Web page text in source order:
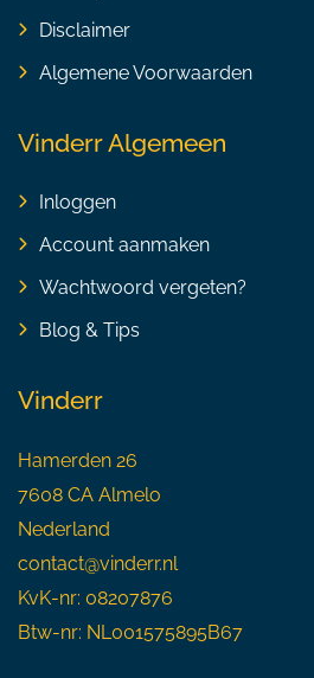
Disclaimer
Algemene Voorwaarden
Vinderr Algemeen
Inloggen
Account aanmaken
Wachtwoord vergeten?
Blog & Tips
Vinderr
Hamerden 26
7608 CA Almelo
Nederland
contact@vinderr.nl
KvK-nr: 08207876
Btw-nr: NL001575895B67